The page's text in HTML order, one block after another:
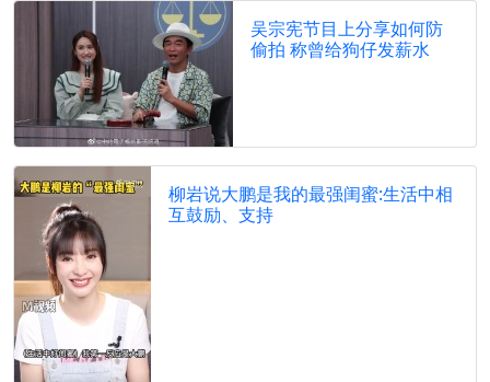
吴宗宪节目上分享如何防
偷拍 称曾给狗仔发薪水
柳岩说大鹏是我的最强闺蜜:生活中相
互鼓励、支持